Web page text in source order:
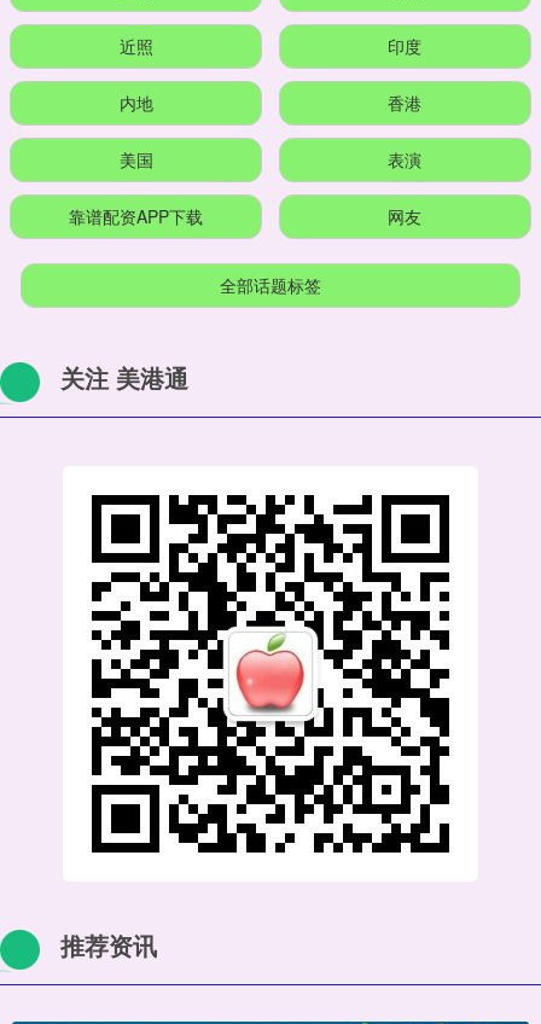
近照 印度
内地 香港
美国 表演
靠谱配资APP下载 网友
全部话题标签
关注 美港通
推荐资讯